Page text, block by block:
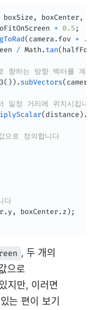
boxSize, boxCenter,
* 0.5 ;
( camera . fov * .5
/ Math . tan( halfFovY
향하는 방향 벡터를 계산
( ) ) . subVectors( camera
정 거리에 위치시킵니다
(distance) .
로 정의합니다
다
. y, boxCenter. z ) ;
, 두 개의
으로
지만, 이러면
는 편이 보기